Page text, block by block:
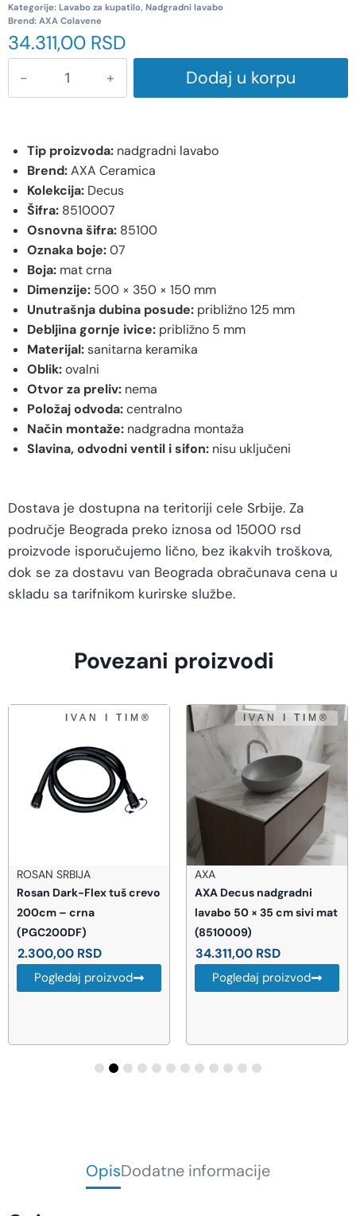
Kategorije: Lavabo za kupatilo, Nadgradni lavabo
Brend: AXA Colavene
34.311,00 RSD
Dodaj u korpu
Tip proizvoda: nadgradni lavabo
Brend:AXA Ceramica
Kolekcija: Decus
Šifra: 8510007
Osnovna šifra: 85100
Oznaka boje:07
Boja: mat crna
Dimenzije: 500 × 350 × 150 mm
Unutrašnja dubina posude: približno 125 mm
Debljina gornje ivice: približno 5 mm
Materijal:sanitarna keramika
Oblik:ovalni
Otvor za preliv: nema
Položaj odvoda:centralno
Način montaže: nadgradna montaža
Slavina, odvodni ventil i sifon: nisu uključeni
Dostava je dostupna na teritoriji cele Srbije. Za
područje Beograda preko iznosa od 15000 rsd
proizvode isporučujemo lično, bez ikakvih troškova,
dok se za dostavu van Beograda obračunava cena u
skladu sa tarifnikom kurirske službe.
Povezani proizvodi
ROSAN SRBIJA
Rosan Dark-Flex tuš crevo
200cm – crna
(PGC200DF)
2.300,00 RSD
Pogledaj proizvod
AXA
AXA Decus nadgradni
lavabo 50 × 35 cm sivi mat
(8510009)
34.311,00 RSD
Pogledaj proizvod
OpisDodatne informacije